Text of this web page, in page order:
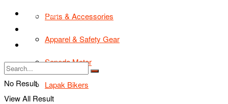
Parts & Accessories
Apparel & Safety Gear
Sepeda Motor
Lapak Bikers
TIPS & TRIK
Tentang Kami
No Result
View All Result